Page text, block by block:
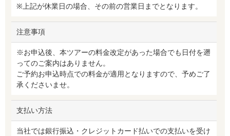
※上記が休業日の場合、その前の営業日までとなります。
注意事項
※お申込後、本ツアーの料金改定があった場合でも日付を遡
ってのご案内はありません。
ご予約お申込時点での料金が適用となりますので、予めご了
承くださいませ。
支払い方法
当社では銀行振込・クレジットカード払いでの支払いを受け